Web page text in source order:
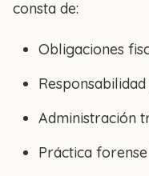
consta de:
Obligaciones
Administración
Práctica